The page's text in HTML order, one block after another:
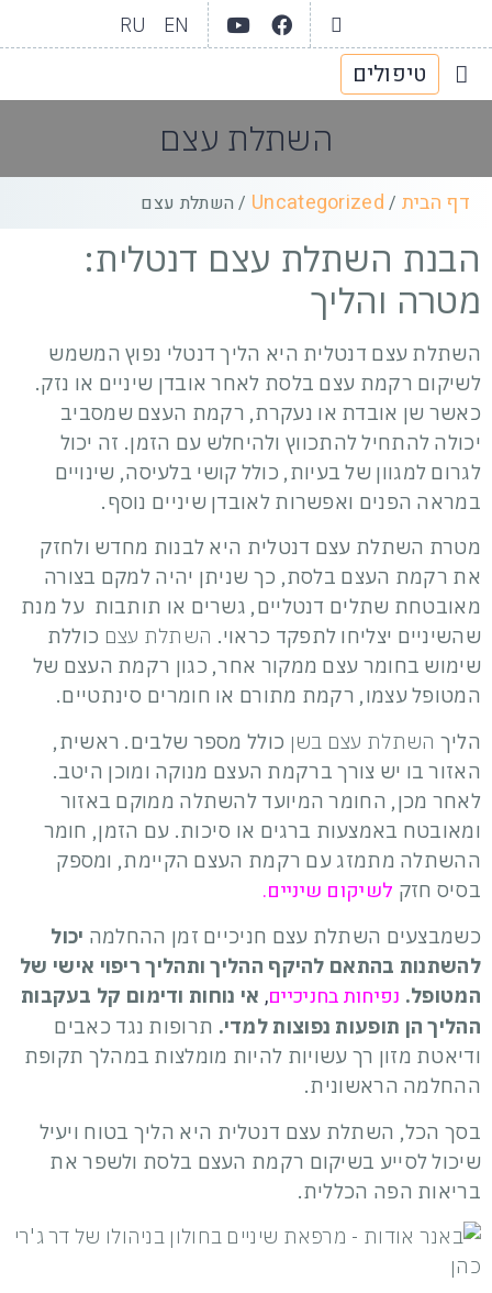
EN
RU
טיפולים
השתלת עצם
דף הבית /
Uncategorized
/ השתלת עצם
הבנת השתלת עצם דנטלית:
מטרה והליך
השתלת עצם דנטלית היא הליך דנטלי נפוץ המשמש
לשיקום רקמת עצם בלסת לאחר אובדן שיניים או נזק.
כאשר שן אובדת או נעקרת, רקמת העצם שמסביב
יכולה להתחיל להתכווץ ולהיחלש עם הזמן. זה יכול
לגרום למגוון של בעיות, כולל קושי בלעיסה, שינויים
במראה הפנים ואפשרות לאובדן שיניים נוסף.
מטרת השתלת עצם דנטלית היא לבנות מחדש ולחזק
את רקמת העצם בלסת, כך שניתן יהיה למקם בצורה
מאובטחת שתלים דנטליים, גשרים או תותבות על מנת
שהשיניים יצליחו לתפקד כראוי. השתלת עצם כוללת
שימוש בחומר עצם ממקור אחר, כגון רקמת העצם של
המטופל עצמו, רקמת מתורם או חומרים סינתטיים.
הליך השתלת עצם בשן כולל מספר שלבים. ראשית,
האזור בו יש צורך ברקמת העצם מנוקה ומוכן היטב.
לאחר מכן, החומר המיועד להשתלה ממוקם באזור
ומאובטח באמצעות ברגים או סיכות. עם הזמן, חומר
ההשתלה מתמזג עם רקמת העצם הקיימת, ומספק
בסיס חזק לשיקום שיניים.
כשמבצעים השתלת עצם חניכיים זמן ההחלמה יכול
להשתנות בהתאם להיקף ההליך ותהליך ריפוי אישי של
המטופל. נפיחות בחניכיים, אי נוחות ודימום קל בעקבות
ההליך הן תופעות נפוצות למדי. תרופות נגד כאבים
ודיאטת מזון רך עשויות להיות מומלצות במהלך תקופת
ההחלמה הראשונית.
בסך הכל, השתלת עצם דנטלית היא הליך בטוח ויעיל
שיכול לסייע בשיקום רקמת העצם בלסת ולשפר את
בריאות הפה הכללית.